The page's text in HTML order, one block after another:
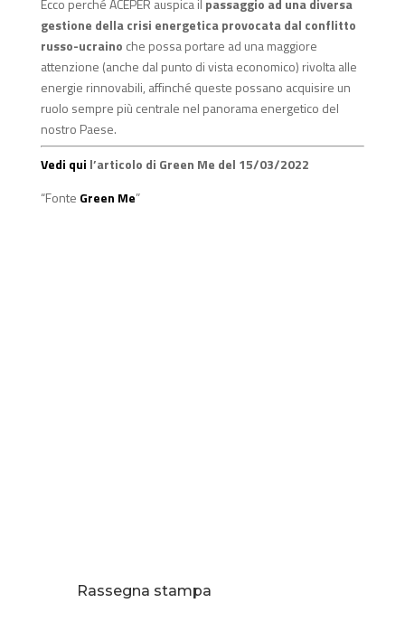
Ecco perché ACEPER auspica il passaggio ad una diversa
gestione della crisi energetica provocata dal conflitto
russo-ucraino che possa portare ad una maggiore
attenzione (anche dal punto di vista economico) rivolta alle
energie rinnovabili, affinché queste possano acquisire un
ruolo sempre più centrale nel panorama energetico del
nostro Paese.
Vedi qui l’articolo di Green Me del 15/03/2022
“Fonte Green Me”
Rassegna stampa